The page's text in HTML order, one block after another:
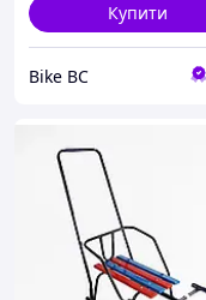
Купити
Bike BC